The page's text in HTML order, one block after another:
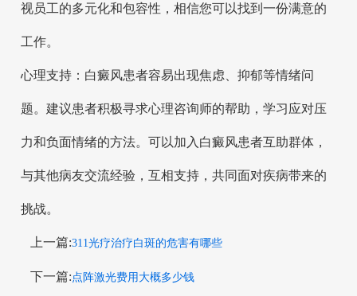
视员工的多元化和包容性，相信您可以找到一份满意的
工作。
心理支持：白癜风患者容易出现焦虑、抑郁等情绪问
题。建议患者积极寻求心理咨询师的帮助，学习应对压
力和负面情绪的方法。可以加入白癜风患者互助群体，
与其他病友交流经验，互相支持，共同面对疾病带来的
挑战。
上一篇:311光疗治疗白斑的危害有哪些
下一篇: 点阵激光费用大概多少钱